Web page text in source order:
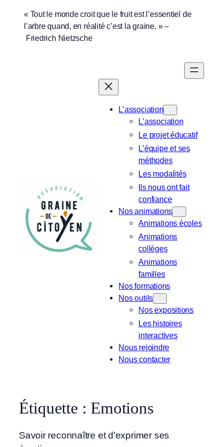
contenu
« Tout le monde croit que le fruit est l’essentiel de
l’arbre quand, en réalité c’est la graine. » –
Friedrich Nietzsche
L’association
L’association
Le projet éducatif
L’équipe et ses
méthodes
Les modalités
Ils nous ont fait
confiance
Nos animations
Animations écoles
Animations
collèges
Animations
familles
Nos formations
Nos outils
Nos expositions
Les histoires
interactives
Nous rejoindre
Nous contacter
Étiquette : Emotions
Savoir reconnaître et d’exprimer ses